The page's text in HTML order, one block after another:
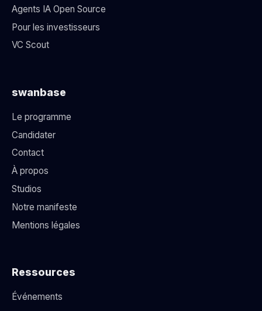
Agents IA Open Source
Pour les investisseurs
VC Scout
swanbase
Le programme
Candidater
Contact
À propos
Studios
Notre manifeste
Mentions légales
Ressources
Événements